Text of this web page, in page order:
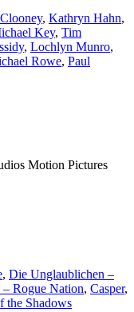
, Kathryn Hahn,
Key, Tim
, Lochlyn Munro,
Rowe, Paul
Motion Pictures
, Die Unglaublichen –
Rogue Nation, Casper,
the Shadows